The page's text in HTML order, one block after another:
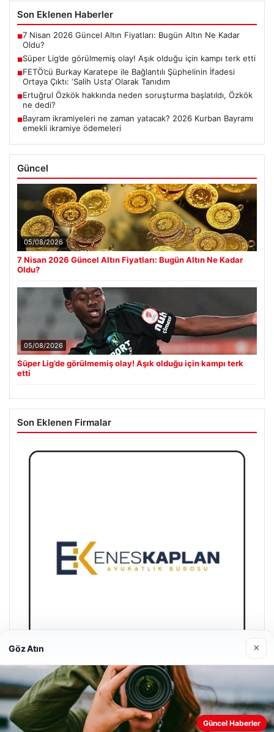
Son Eklenen Haberler
■7 Nisan 2026 Güncel Altın Fiyatları: Bugün Altın Ne Kadar
Oldu?
■Süper Lig’de görülmemiş olay! Aşık olduğu için kampı terk etti
■FETÖ’cü Burkay Karatepe ile Bağlantılı Şüphelinin İfadesi
Ortaya Çıktı: ‘Salih Usta’ Olarak Tanıdım
■Ertuğrul Özkök hakkında neden soruşturma başlatıldı, Özkök
ne dedi?
■Bayram ikramiyeleri ne zaman yatacak? 2026 Kurban Bayramı
emekli ikramiye ödemeleri
Güncel
05/08/2026
7 Nisan 2026 Güncel Altın Fiyatları: Bugün Altın Ne Kadar
Oldu?
05/08/2026
Süper Lig’de görülmemiş olay! Aşık olduğu için kampı terk
etti
Son Eklenen Firmalar
Enes Kaplan Avukatlık Bürosu
28/04/2026
Göz Atın ×
Güncel Haberler